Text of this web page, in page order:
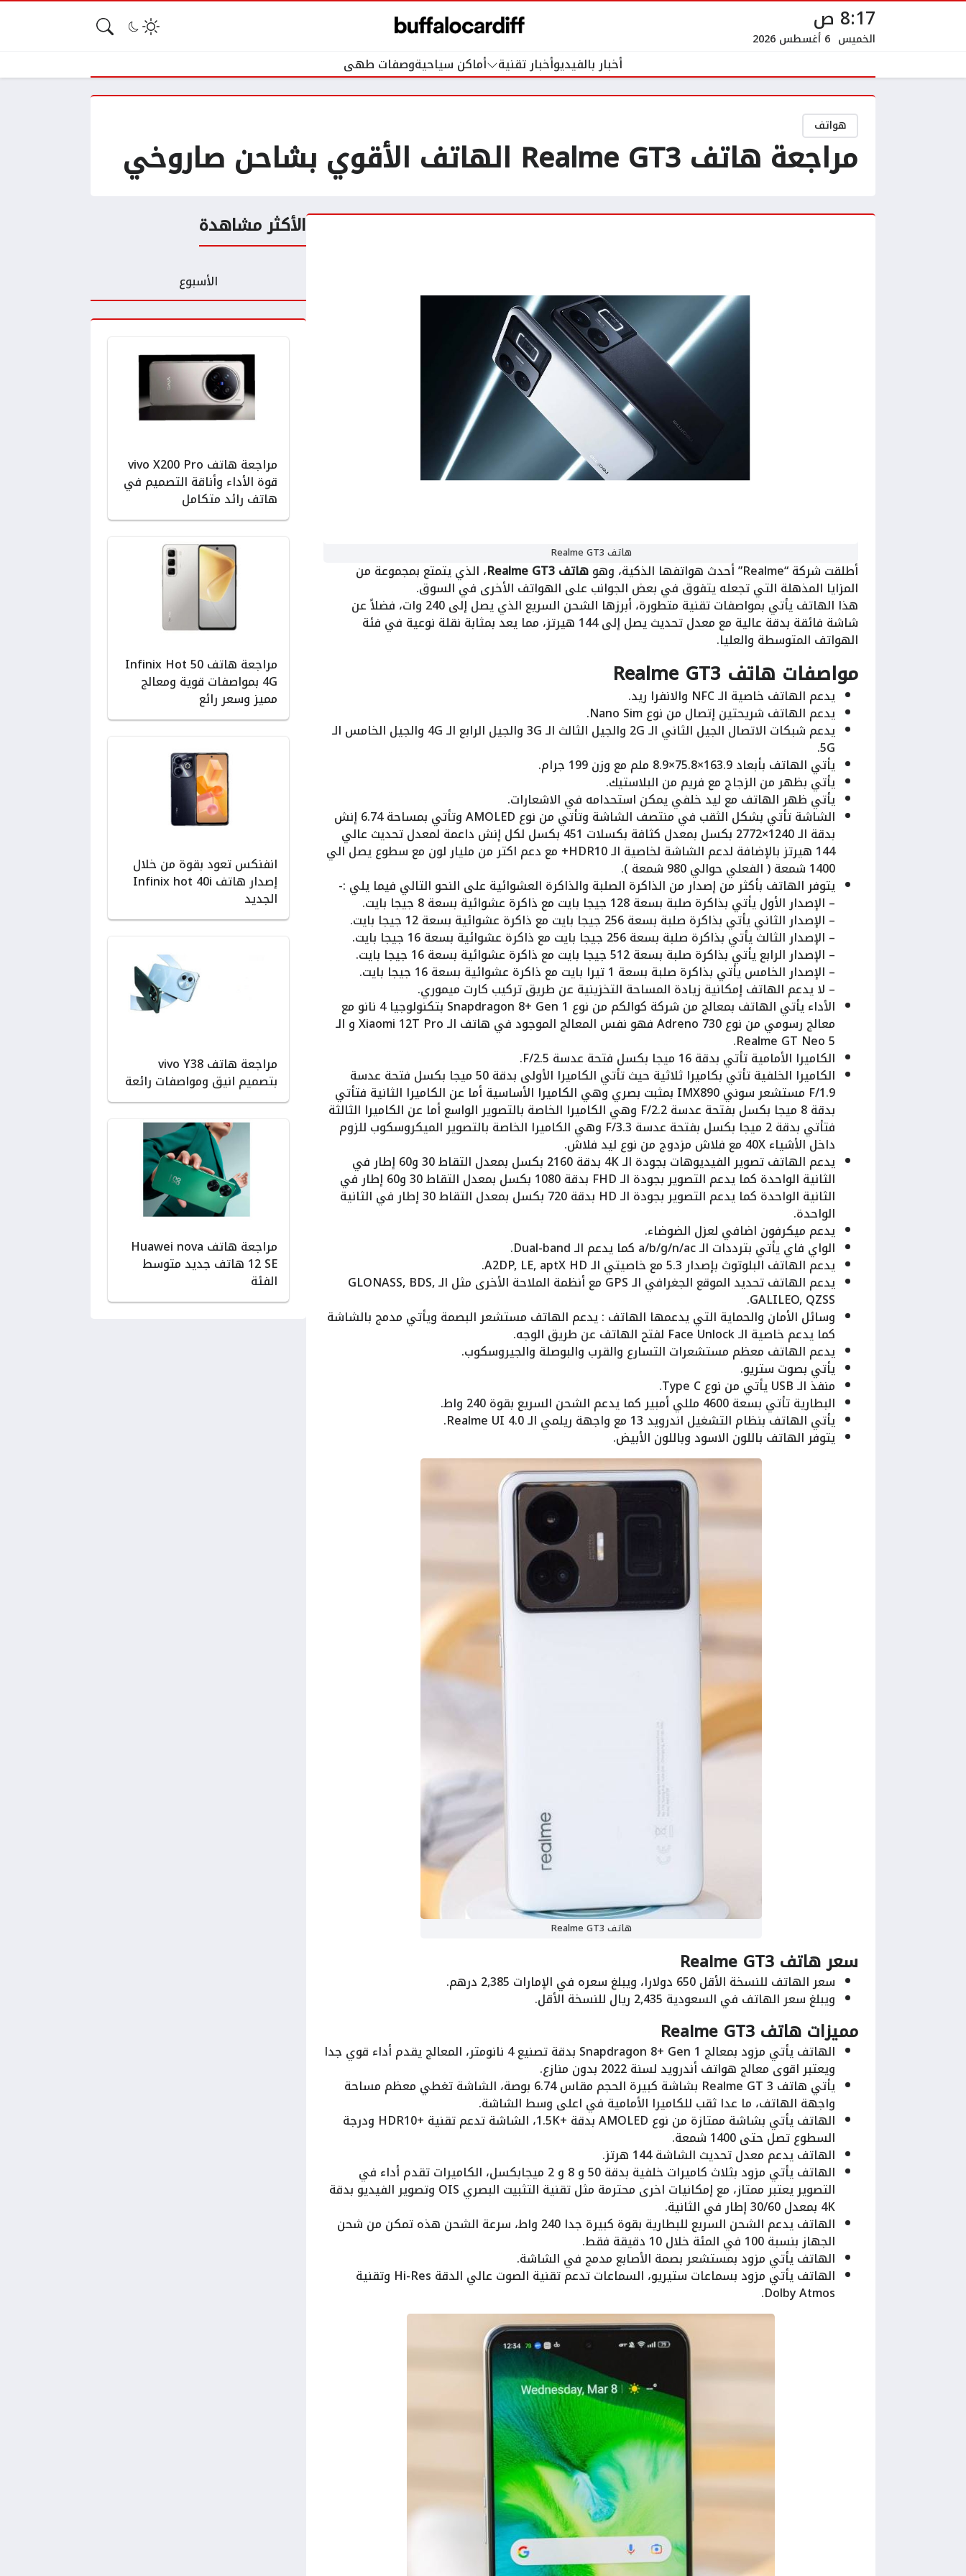
8:17 ص
الخميس 6 أغسطس 2026
أخبار بالفيديوأخبار تقنية أماكن سياحيةوصفات طهى
هواتف
مراجعة هاتف Realme GT3 الهاتف الأقوي بشاحن صاروخي
الأكثر مشاهدة
الأسبوع
مراجعة هاتف vivo X200 Pro
قوة الأداء وأناقة التصميم في
هاتف رائد متكامل
مراجعة هاتف Infinix Hot 50
4G بمواصفات قوية ومعالج
مميز وسعر رائع
انفنكس تعود بقوة من خلال
إصدار هاتف Infinix hot 40i
الجديد
مراجعة هاتف vivo Y38
بتصميم انيق ومواصفات رائعة
مراجعة هاتف Huawei nova
12 SE هاتف جديد متوسط
الفئة
هاتف Realme GT3
أطلقت شركة “Realme” أحدث هواتفها الذكية، وهو هاتف Realme GT3 ، الذي يتمتع بمجموعة من
المزايا المذهلة التي تجعله يتفوق في بعض الجوانب على الهواتف الأخرى في السوق.
هذا الهاتف يأتي بمواصفات تقنية متطورة، أبرزها الشحن السريع الذي يصل إلى 240 وات، فضلاً عن
شاشة فائقة بدقة عالية مع معدل تحديث يصل إلى 144 هيرتز، مما يعد بمثابة نقلة نوعية في فئة
الهواتف المتوسطة والعليا.
مواصفات هاتف Realme GT3
يدعم الهاتف خاصية الـ NFC والانفرا ريد.
يدعم الهاتف شريحتين إتصال من نوع Nano Sim.
يدعم شبكات الاتصال الجيل الثاني الـ 2G والجيل الثالث الـ 3G والجيل الرابع الـ 4G والجيل الخامس الـ
5G.
يأتي الهاتف بأبعاد 163.9×75.8×8.9 ملم مع وزن 199 جرام.
يأتي بظهر من الزجاج مع فريم من البلاستيك.
يأتي ظهر الهاتف مع ليد خلفي يمكن استحدامه في الاشعارات.
الشاشة تأتي بشكل الثقب في منتصف الشاشة وتأتي من نوع AMOLED وتأتي بمساحة 6.74 إنش
بدقة الـ 1240×2772 بكسل بمعدل كثافة بكسلات 451 بكسل لكل إنش داعمة لمعدل تحديث عالي
144 هيرتز بالإضافة لدعم الشاشة لخاصية الـ HDR10+ مع دعم اكتر من مليار لون مع سطوع يصل الي
1400 شمعة ( الفعلي حوالي 980 شمعة ).
يتوفر الهاتف بأكثر من إصدار من الذاكرة الصلبة والذاكرة العشوائية على النحو التالي فيما يلي :-
– الإصدار الأول يأتي بذاكرة صلبة بسعة 128 جيجا بايت مع ذاكرة عشوائية بسعة 8 جيجا بايت.
– الإصدار الثاني يأتي بذاكرة صلبة بسعة 256 جيجا بايت مع ذاكرة عشوائية بسعة 12 جيجا بايت.
– الإصدار الثالث يأتي بذاكرة صلبة بسعة 256 جيجا بايت مع ذاكرة عشوائية بسعة 16 جيجا بايت.
– الإصدار الرابع يأتي بذاكرة صلبة بسعة 512 جيجا بايت مع ذاكرة عشوائية بسعة 16 جيجا بايت.
– الإصدار الخامس يأتي بذاكرة صلبة بسعة 1 تيرا بايت مع ذاكرة عشوائية بسعة 16 جيجا بايت.
– لا يدعم الهاتف إمكانية زيادة المساحة التخزينية عن طريق تركيب كارت ميموري.
الأداء يأتي الهاتف بمعالج من شركة كوالكم من نوع Snapdragon 8+ Gen 1 بتكنولوجيا 4 نانو مع
معالج رسومي من نوع Adreno 730 فهو نفس المعالج الموجود في هاتف الـ Xiaomi 12T Pro و الـ
Realme GT Neo 5.
الكاميرا الأمامية تأتي بدقة 16 ميجا بكسل فتحة عدسة F/2.5.
الكاميرا الخلفية تأتي بكاميرا ثلاثية حيث تأتي الكاميرا الأولى بدقة 50 ميجا بكسل فتحة عدسة
F/1.9 مستشعر سوني IMX890 بمثبت بصري وهي الكاميرا الأساسية أما عن الكاميرا الثانية فتأتي
بدقة 8 ميجا بكسل بفتحة عدسة F/2.2 وهي الكاميرا الخاصة بالتصوير الواسع أما عن الكاميرا الثالثة
فتأتي بدقة 2 ميجا بكسل بفتحة عدسة F/3.3 وهي الكاميرا الخاصة بالتصوير الميكروسكوب للزوم
داخل الأشياء 40X مع فلاش مزدوج من نوع ليد فلاش.
يدعم الهاتف تصوير الفيديوهات بجودة الـ 4K بدقة 2160 بكسل بمعدل التقاط 30 و60 إطار في
الثانية الواحدة كما يدعم التصوير بجودة الـ FHD بدقة 1080 بكسل بمعدل التقاط 30 و60 إطار في
الثانية الواحدة كما يدعم التصوير بجودة الـ HD بدقة 720 بكسل بمعدل التقاط 30 إطار في الثانية
الواحدة.
يدعم ميكرفون اضافي لعزل الضوضاء.
الواي فاي يأتي بترددات الـ a/b/g/n/ac كما يدعم الـ Dual-band.
يدعم الهاتف البلوتوث بإصدار 5.3 مع خاصيتي الـ A2DP, LE, aptX HD.
يدعم الهاتف تحديد الموقع الجغرافي الـ GPS مع أنظمة الملاحة الأخرى مثل الـ GLONASS, BDS,
GALILEO, QZSS.
وسائل الأمان والحماية التي يدعمها الهاتف : يدعم الهاتف مستشعر البصمة ويأتي مدمج بالشاشة
كما يدعم خاصية الـ Face Unlock لفتح الهاتف عن طريق الوجه.
يدعم الهاتف معظم مستشعرات التسارع والقرب والبوصلة والجيروسكوب.
يأتي بصوت ستريو.
منفذ الـ USB يأتي من نوع Type C.
البطارية تأتي بسعة 4600 مللي أمبير كما يدعم الشحن السريع بقوة 240 واط.
يأتي الهاتف بنظام التشغيل اندرويد 13 مع واجهة ريلمي الـ Realme UI 4.0.
يتوفر الهاتف باللون الاسود وباللون الأبيض.
هاتف Realme GT3
سعر هاتف Realme GT3
سعر الهاتف للنسخة الأقل 650 دولارا، ويبلغ سعره في الإمارات 2,385 درهم.
ويبلغ سعر الهاتف في السعودية 2,435 ريال للنسخة الأقل.
مميزات هاتف Realme GT3
الهاتف يأتي مزود بمعالج Snapdragon 8+ Gen 1 بدقة تصنيع 4 نانومتر، المعالج يقدم أداء قوي جدا
ويعتبر اقوى معالج هواتف أندرويد لسنة 2022 بدون منازع.
يأتي هاتف Realme GT 3 بشاشة كبيرة الحجم مقاس 6.74 بوصة، الشاشة تغطي معظم مساحة
واجهة الهاتف، ما عدا ثقب للكاميرا الأمامية في اعلى وسط الشاشة.
الهاتف يأتي بشاشة ممتازة من نوع AMOLED بدقة +1.5K، الشاشة تدعم تقنية +HDR10 ودرجة
السطوع تصل حتى 1400 شمعة.
الهاتف يدعم معدل تحديث الشاشة 144 هرتز.
الهاتف يأتي مزود بثلاث كاميرات خلفية بدقة 50 و 8 و 2 ميجابكسل، الكاميرات تقدم أداء في
التصوير يعتبر ممتاز، مع إمكانيات اخرى محترمة مثل تقنية التثبيت البصري OIS وتصوير الفيديو بدقة
4K بمعدل 30/60 إطار في الثانية.
الهاتف يدعم الشحن السريع للبطارية بقوة كبيرة جدا 240 واط، سرعة الشحن هذه تمكن من شحن
الجهاز بنسبة 100 في المئة خلال 10 دقيقة فقط.
الهاتف يأتي مزود بمستشعر بصمة الأصابع مدمج في الشاشة.
الهاتف يأتي مزود بسماعات ستيريو، السماعات تدعم تقنية الصوت عالي الدقة Hi-Res وتقنية
Dolby Atmos.